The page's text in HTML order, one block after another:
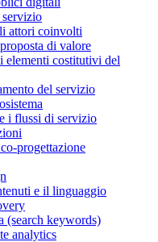
attori coinvolti
di valore
elementi costitutivi del
del servizio
i flussi di servizio
progettazione
e il linguaggio
(search keywords)
analytics